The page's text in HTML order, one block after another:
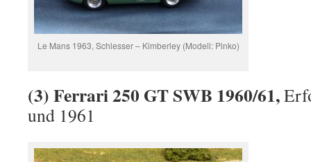
Le Mans 1963, Schlesser – Kimberley (Modell: Pinko)
(3) Ferrari 250 GT SWB 1960/61,
und 1961